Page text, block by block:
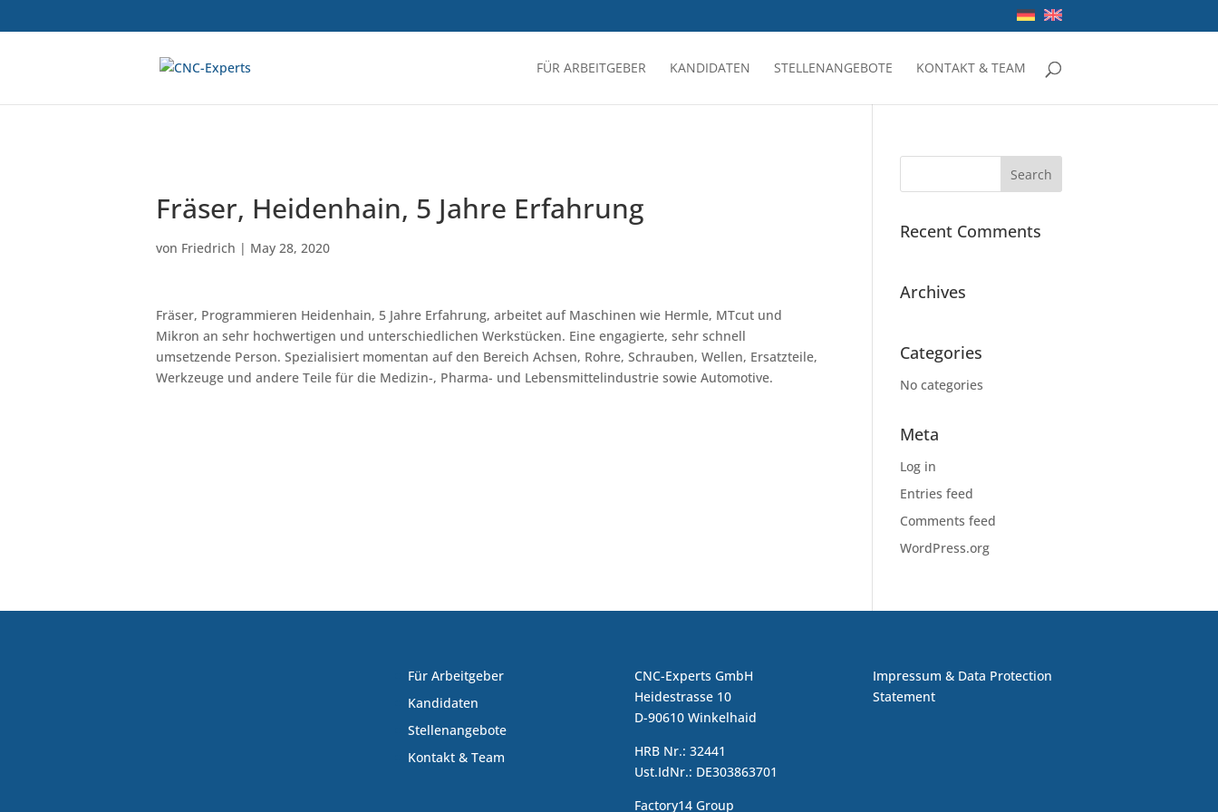
FÜR ARBEITGEBER KANDIDATEN STELLENANGEBOTE KONTAKT & TEAM
Fräser, Heidenhain, 5 Jahre Erfahrung
von Friedrich | May 28, 2020
Fräser, Programmieren Heidenhain, 5 Jahre Erfahrung, arbeitet auf Maschinen wie Hermle, MTcut und
Mikron an sehr hochwertigen und unterschiedlichen Werkstücken. Eine engagierte, sehr schnell
umsetzende Person. Spezialisiert momentan auf den Bereich Achsen, Rohre, Schrauben, Wellen, Ersatzteile,
Werkzeuge und andere Teile für die Medizin-, Pharma- und Lebensmittelindustrie sowie Automotive.
Recent Comments
Archives
Categories
No categories
Meta
Log in
Entries feed
Comments feed
WordPress.org
Für Arbeitgeber
Kandidaten
Stellenangebote
Kontakt & Team
CNC-Experts GmbH
Heidestrasse 10
D-90610 Winkelhaid
HRB Nr.: 32441
Ust.IdNr.: DE303863701
Factory14 Group
Impressum & Data Protection
Statement